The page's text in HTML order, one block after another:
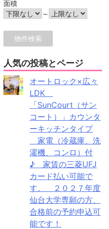
面積
～
人気の投稿とページ
オートロック×広々
LDK
「SunCourt（サン
コート）」カウンタ
ーキッチンタイプ
家電（冷蔵庫、洗
濯機、コンロ）付
♪ 家賃の三菱UFJ
カード払い可能で
す。 ２０２７年度
仙台大学専願の方、
合格前の予約申込可
能です！